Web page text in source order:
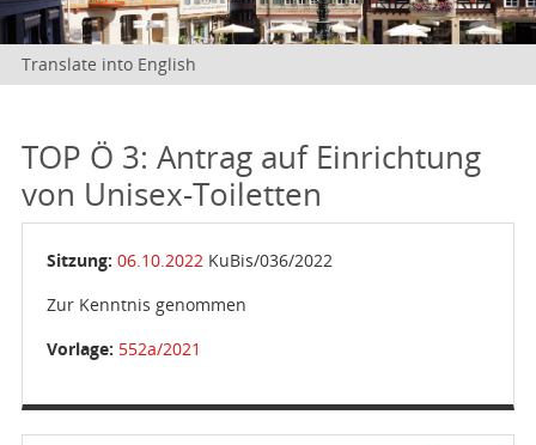
Translate into English
TOP Ö 3: Antrag auf Einrichtung
von Unisex-Toiletten
Sitzung: 06.10.2022 KuBis/036/2022
Zur Kenntnis genommen
Vorlage: 552a/2021